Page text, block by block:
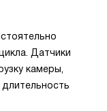
Датчики
камеры,